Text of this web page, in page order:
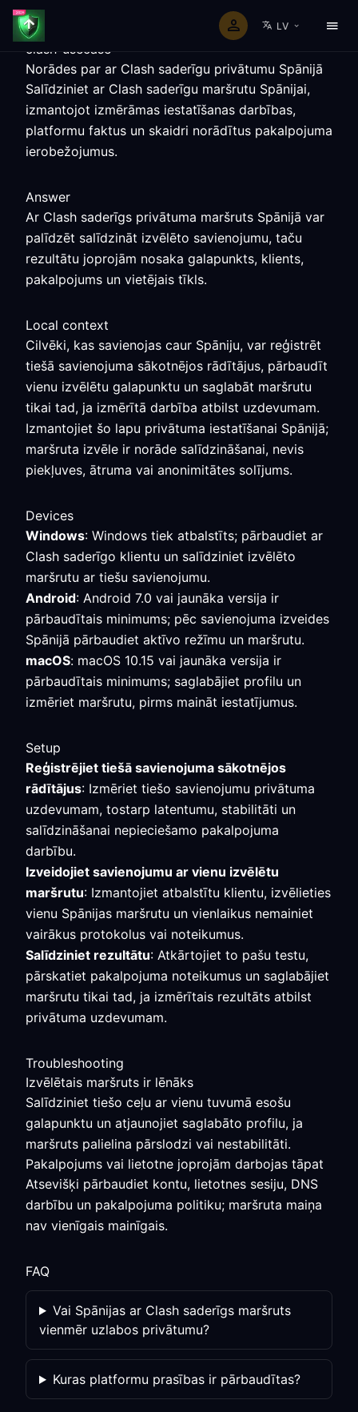
LV
clash-usecase
Norādes par ar Clash saderīgu privātumu Spānijā
Salīdziniet ar Clash saderīgu maršrutu Spānijai,
izmantojot izmērāmas iestatīšanas darbības,
platformu faktus un skaidri norādītus pakalpojuma
ierobežojumus.
Answer
Ar Clash saderīgs privātuma maršruts Spānijā var
palīdzēt salīdzināt izvēlēto savienojumu, taču
rezultātu joprojām nosaka galapunkts, klients,
pakalpojums un vietējais tīkls.
Local context
Cilvēki, kas savienojas caur Spāniju, var reģistrēt
tiešā savienojuma sākotnējos rādītājus, pārbaudīt
vienu izvēlētu galapunktu un saglabāt maršrutu
tikai tad, ja izmērītā darbība atbilst uzdevumam.
Izmantojiet šo lapu privātuma iestatīšanai Spānijā;
maršruta izvēle ir norāde salīdzināšanai, nevis
piekļuves, ātruma vai anonimitātes solījums.
Devices
Windows: Windows tiek atbalstīts; pārbaudiet ar
Clash saderīgo klientu un salīdziniet izvēlēto
maršrutu ar tiešu savienojumu.
Android: Android 7.0 vai jaunāka versija ir
pārbaudītais minimums; pēc savienojuma izveides
Spānijā pārbaudiet aktīvo režīmu un maršrutu.
macOS: macOS 10.15 vai jaunāka versija ir
pārbaudītais minimums; saglabājiet profilu un
izmēriet maršrutu, pirms maināt iestatījumus.
Setup
Reģistrējiet tiešā savienojuma sākotnējos
rādītājus: Izmēriet tiešo savienojumu privātuma
uzdevumam, tostarp latentumu, stabilitāti un
salīdzināšanai nepieciešamo pakalpojuma
darbību.
Izveidojiet savienojumu ar vienu izvēlētu
maršrutu: Izmantojiet atbalstītu klientu, izvēlieties
vienu Spānijas maršrutu un vienlaikus nemainiet
vairākus protokolus vai noteikumus.
Salīdziniet rezultātu: Atkārtojiet to pašu testu,
pārskatiet pakalpojuma noteikumus un saglabājiet
maršrutu tikai tad, ja izmērītais rezultāts atbilst
privātuma uzdevumam.
Troubleshooting
Izvēlētais maršruts ir lēnāks
Salīdziniet tiešo ceļu ar vienu tuvumā esošu
galapunktu un atjaunojiet saglabāto profilu, ja
maršruts palielina pārslodzi vai nestabilitāti.
Pakalpojums vai lietotne joprojām darbojas tāpat
Atsevišķi pārbaudiet kontu, lietotnes sesiju, DNS
darbību un pakalpojuma politiku; maršruta maiņa
nav vienīgais mainīgais.
FAQ
Vai Spānijas ar Clash saderīgs maršruts
vienmēr uzlabos privātumu?
Kuras platformu prasības ir pārbaudītas?